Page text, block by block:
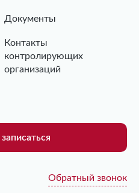
Документы
Контакты
контролирующих
организаций
Обратный звонок